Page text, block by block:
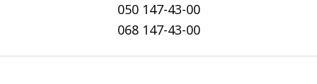
050147-43-00
068147-43-00